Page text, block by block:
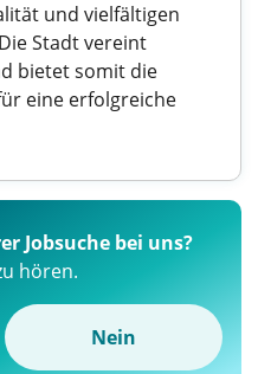
und vielfältigen
Stadt vereint
bietet somit die
eine erfolgreiche
Jobsuche bei uns?
hören.
Nein